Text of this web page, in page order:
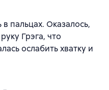
пальцах. Оказалось,
Грэга, что
ослабить хватку и